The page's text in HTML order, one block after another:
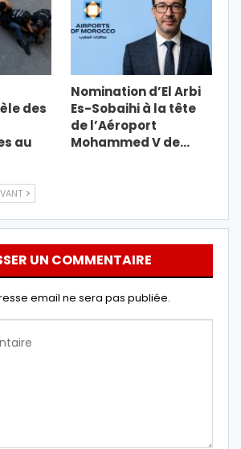
des
au
Nomination d’El Arbi
Es-Sobaihi à la tête
de l’Aéroport
Mohammed V de…
UN COMMENTAIRE
email ne sera pas publiée.